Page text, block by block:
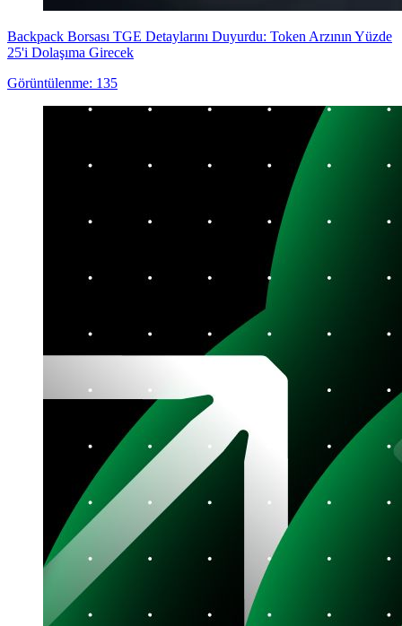
Backpack Borsası TGE Detaylarını Duyurdu: Token Arzının Yüzde
25'i Dolaşıma Girecek
Görüntülenme: 135